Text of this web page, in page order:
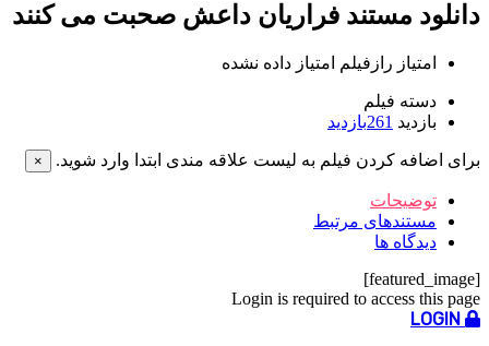
دانلود مستند فراریان داعش صحبت می کنند
امتیاز رازفیلم امتیاز داده نشده
دسته فیلم
بازدید 261بازدید
برای اضافه کردن فیلم به لیست علاقه مندی ابتدا وارد شوید. ×
توضیحات
مستندهای مرتبط
دیدگاه ها
[featured_image]
Login is required to access this page